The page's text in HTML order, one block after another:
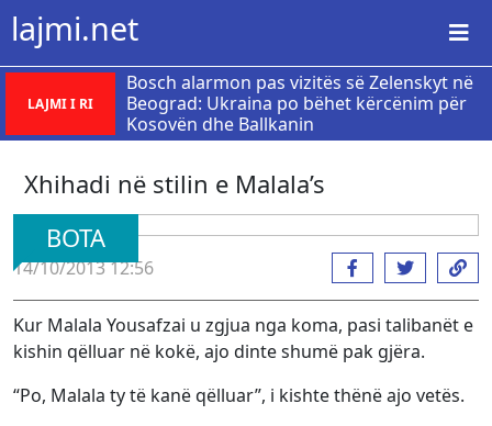
lajmi.net
LAJMI I RI
Bosch alarmon pas vizitës së Zelenskyt në
Beograd: Ukraina po bëhet kërcënim për
Kosovën dhe Ballkanin
Xhihadi në stilin e Malala’s
BOTA
14/10/2013 12:56
Kur Malala Yousafzai u zgjua nga koma, pasi talibanët e
kishin qëlluar në kokë, ajo dinte shumë pak gjëra.
“Po, Malala ty të kanë qëlluar”, i kishte thënë ajo vetës.